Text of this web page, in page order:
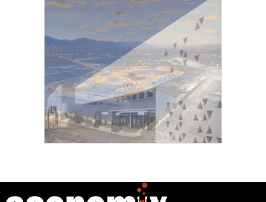
Κυρ. Μητσοτάκης: Η είσοδος της Meridiam
αποτελεί μια πολύ ισχυρή ψήφο εμπιστοσύνης στον
ενεργειακό...
5 Αυγούστου 2026
Great Greek Wines: Το ελληνικό κρασί επιστρέφει
στο Λονδίνο με 40 οινοποιεία και 240...
5 Αυγούστου 2026